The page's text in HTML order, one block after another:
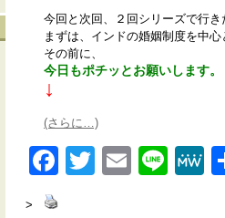
今回と次回、２回シリーズで行き
まずは、インドの婚姻制度を中
その前に、
今日もポチッとお願いします。
↓
(さらに…)
Facebook
Twitter
EmailLine
>